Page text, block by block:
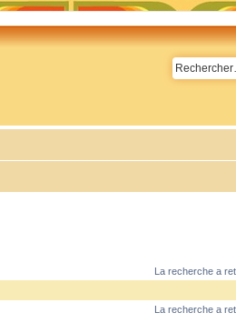
La recherche a
La recherche a